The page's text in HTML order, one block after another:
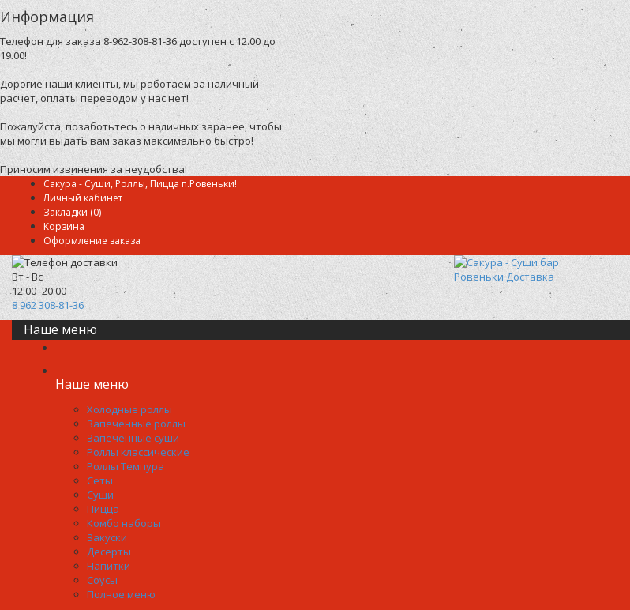
Информация
Телефон для заказа 8-962-308-81-36 доступен с 12.00 до
19.00!
Дорогие наши клиенты, мы работаем за наличный
расчет, оплаты переводом у нас нет!
Пожалуйста, позаботьтесь о наличных заранее, чтобы
мы могли выдать вам заказ максимально быстро!
Приносим извинения за неудобства!
Сакура - Суши, Роллы, Пицца п.Ровеньки!
Личный кабинет
Закладки (0)
Корзина
Оформление заказа
Вт - Вс
12:00- 20:00
8 962 308-81-36
Наше меню
Наше меню
Холодные роллы
Запеченные роллы
Запеченные суши
Роллы классические
Роллы Темпура
Сеты
Суши
Пицца
Комбо наборы
Закуски
Десерты
Напитки
Соусы
Полное меню